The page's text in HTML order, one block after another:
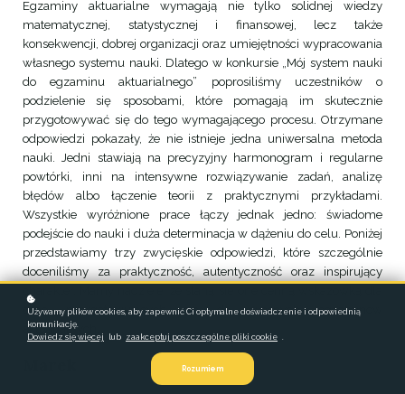
Egzaminy aktuarialne wymagają nie tylko solidnej wiedzy
matematycznej, statystycznej i finansowej, lecz także
konsekwencji, dobrej organizacji oraz umiejętności wypracowania
własnego systemu nauki. Dlatego w konkursie „Mój system nauki
do egzaminu aktuarialnego” poprosiliśmy uczestników o
podzielenie się sposobami, które pomagają im skutecznie
przygotowywać się do tego wymagającego procesu. Otrzymane
odpowiedzi pokazały, że nie istnieje jedna uniwersalna metoda
nauki. Jedni stawiają na precyzyjny harmonogram i regularne
powtórki, inni na intensywne rozwiązywanie zadań, analizę
błędów albo łączenie teorii z praktycznymi przykładami.
Wszystkie wyróżnione prace łączy jednak jedno: świadome
podejście do nauki i duża determinacja w dążeniu do celu. Poniżej
przedstawiamy trzy zwycięskie odpowiedzi, które szczególnie
doceniliśmy za praktyczność, autentyczność oraz inspirujący
osób przygotowujących się do własnych egzaminów
aktuarialnych.
Używamy plików cookies, aby zapewnić Ci optymalne doświadczenie i odpowiednią
komunikację.
Dowiedz się więcej
lub zaakceptuj poszczególne pliki cookie .
Rozumiem